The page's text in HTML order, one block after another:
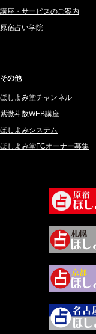
桜望巴千 (270)
綺咲みゆき (22)
比呂 酒井 (59)
ロザリン (157)
坂宮 鈴果 (82)
尾羽奈美海 (95)
藻那ムール (2)
白丸モカ (180)
水浅葱 旬時 (150)
阿佐霧 峰麿 (37)
源 彩乃 (65)
2024年12月 (57)
2024年11月 (38)
2024年10月 (36)
2024年9月 (39)
2024年8月 (45)
2024年5月 (92)
2024年3月 (49)
2024年2月 (40)
2024年1月 (63)
2023年12月 (86)
2023年11月 (67)
2023年10月 (36)
講座・サービスのご案内
原宿占い学院
その他
ほしよみ堂チャンネル
紫微斗数WEB講座
ほしよみシステム
ほしよみ堂FCオーナー募集